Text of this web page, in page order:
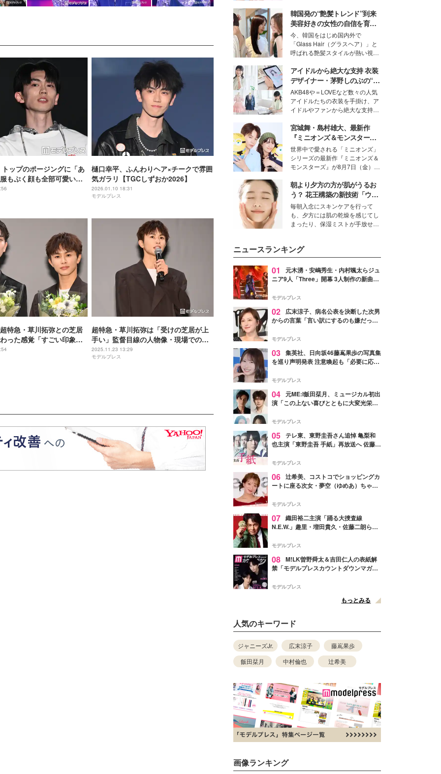
ップのポージングに「あ
もぷく顔も全部可愛い」
ュアルコーデでランウェ
樋口幸平、ふんわりヘア×チークで雰囲
気ガラリ【TGCしずおか2026】
2026.01.10 18:31
モデルプレス
特急・草川拓弥との芝居
った感覚「すごい印象的
ろ】
超特急・草川拓弥は「受けの芝居が上
手い」監督目線の人物像・現場での佇
まい【こころ】
2025.11.23 13:29
モデルプレス
モデル・愛甲ひかりさんと橋下美
好さんを迎えて本音で女子会トー
ク。猛暑のお出かけを快適に過ご
すヒントや、2人が感動した夏の
生理の新常識にも迫りました。
韓国発の“艶髪トレンド”到来
美容好きの女性の自信を育む
「ヘアケア事情」って？
今、韓国をはじめ国内外で
「Glass Hair（グラスヘア）」と
呼ばれる艶髪スタイルが熱い視線
ションの完成度を高めるベースと
して、“髪そのものの美しさ”に改
めて注目する人が増えている様
子。今回は、そんな憧れの艶やか
な髪を日常で叶える、美容好きの
女性たちのヘアケア事情を紹介し
ます。
アイドルから絶大な支持 衣装
デザイナー・茅野しのぶの“可
愛い”を作る美学＜「シチズン
クロスシー」インタビュー＞
AKB48や＝LOVEなど数々の人気
アイドルたちの衣装を手掛け、ア
イドルやファンから絶大な支持を
取締役兼クリエイティブディレク
ター・茅野しのぶ。一人ひとりの
個性に寄り添い、魅力を引き出す
衣装作りは、多くの女性たちに勇
気と自信を与え続けている。
宮城舞・島村雄大、最新作
『ミニオンズ＆モンスター
ズ』の魅力熱弁 ハチャメチャ
だけじゃない“友情と絆”に感
動
世界中で愛される「ミニオンズ」
シリーズの最新作『ミニオンズ＆
モンスターズ』が8月7日（金）に
ニオン好き”という共通点を持つモ
デルの宮城舞と島村雄大の特別対
談をお届け！それぞれの視点か
ら、今作ならではの魅力や予想外
の感動をもたらす奥深いストーリ
ーについて熱く語り合ってもらっ
朝より夕方の方が肌がうるお
う？ 花王構築の新技術「ウォ
ーターキャプチャリングスキ
ン（捕水肌）」がスキンケア
の常識を変える予感
毎朝入念にスキンケアを行って
も、夕方には肌の乾燥を感じてし
まったり、保湿ミストが手放せな
性を秘めた、革新的な「Water
Capturing Skin（ウォーターキャ
プチャリングスキン：捕水肌）」
技術を、花王が構築した。
ニュースランキング
01
元木湧・安嶋秀生・内村颯太らジュ
ニア9人「Three」開幕 3人制作の新曲＆
進んで夢を掴みたい」【ゲネプロレポ】
モデルプレス
02
広末涼子、病名公表を決断した次男
からの言葉「言い訳にするのも嫌だっ
モデルプレス
03 集英社、日向坂46藤嶌果歩の写真集
を巡り声明発表 注意喚起も「必要に応じ
モデルプレス
04 元ME:I飯田栞月、ミュージカル初出
演「この上ない喜びとともに大変光栄」
ャスト発表
モデルプレス
05 テレ東、東野圭吾さん追悼 亀梨和
也主演「東野圭吾 手紙」再放送へ 佐藤隆
モデルプレス
06 辻希美、コストコでショッピングカ
ートに座る次女・夢空（ゆめあ）ちゃん
ぎ」「成長を感じる」の声
モデルプレス
07 織田裕二主演「踊る大捜査線
N.E.W.」趣里・増田貴久・佐藤二朗ら新
徴する“謎のキーワード”も
モデルプレス
08 M!LK曽野舜太＆吉田仁人の表紙解
禁「モデルプレスカウントダウンマガジ
モデルプレス
もっとみる
人気のキーワード
ジャニーズJr. 広末涼子
藤嶌果歩
飯田栞月
中村倫也 辻希美
画像ランキング